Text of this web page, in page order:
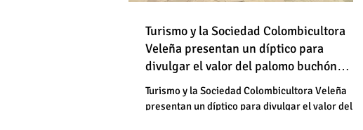
Torrox sí se paga tasa de basura"
Destapan una "falsedad" de
Óscar Medina y José Pino: "En
Torrox sí se paga tasa de basura"
Turismo y la Sociedad Colombicultora
Veleña presentan un díptico para
divulgar el valor del palomo buchón
veleño
Turismo y la Sociedad Colombicultora Veleña
presentan un díptico para divulgar el valor del